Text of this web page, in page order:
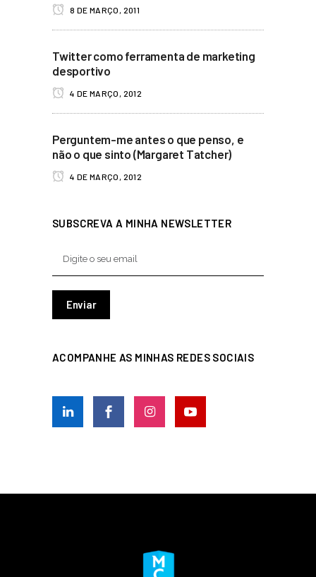
8 DE MARÇO, 2011
Twitter como ferramenta de marketing
desportivo
4 DE MARÇO, 2012
Perguntem-me antes o que penso, e
não o que sinto (Margaret Tatcher)
4 DE MARÇO, 2012
SUBSCREVA A MINHA NEWSLETTER
ACOMPANHE AS MINHAS REDES SOCIAIS